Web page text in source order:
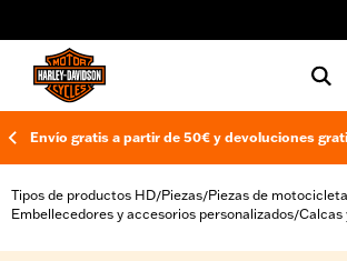
Envío gratis a partir de 50€ y devoluciones
Tipos de productos HD/Piezas/Piezas de motocicleta
Embellecedores y accesorios personalizados/Calcas